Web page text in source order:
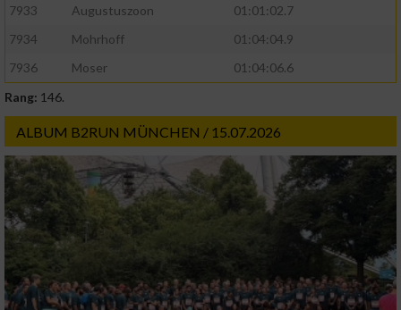
7933 Augustuszoon
01:01:02.7
7934
Mohrhoff
01:04:04.9
7936
Moser
01:04:06.6
Rang: 146.
ALBUM B2RUN MÜNCHEN / 15.07.2026